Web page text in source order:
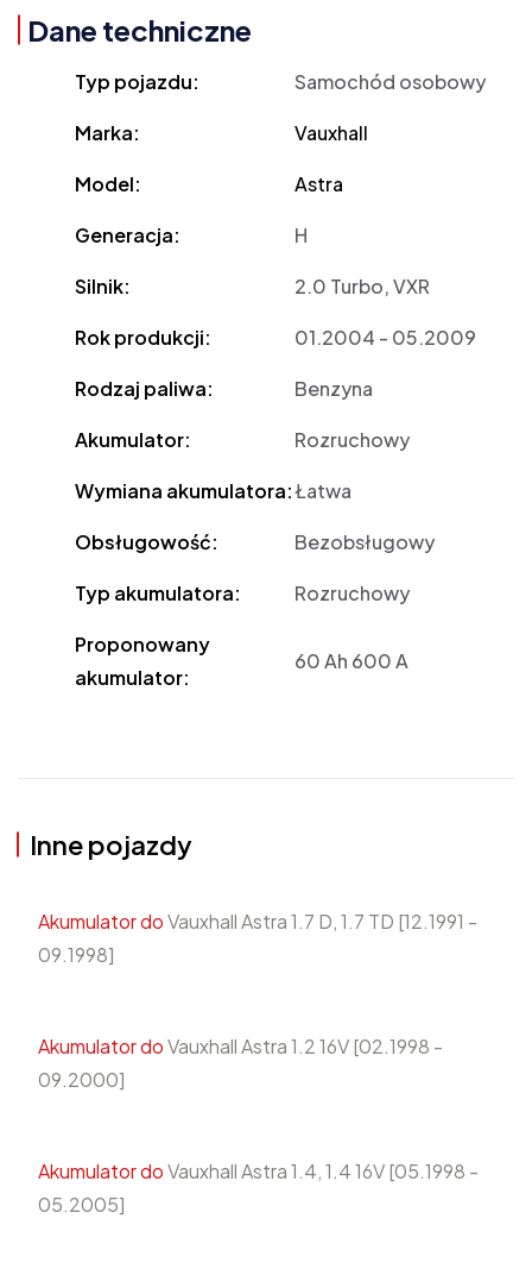
Dane techniczne
Typ pojazdu: Samochód osobowy
Marka: Vauxhall
Model: Astra
Generacja: H
Silnik: 2.0 Turbo, VXR
Rok produkcji: 01.2004 - 05.2009
Rodzaj paliwa: Benzyna
Akumulator: Rozruchowy
Wymiana akumulatora:Łatwa
Obsługowość: Bezobsługowy
Typ akumulatora: Rozruchowy
Proponowany
akumulator:
60 Ah 600 A
Inne pojazdy
Akumulator doVauxhall Astra 1.7 D, 1.7 TD [12.1991 -
09.1998]
Akumulator doVauxhall Astra 1.2 16V [02.1998 -
09.2000]
Akumulator doVauxhall Astra 1.4, 1.4 16V [05.1998 -
05.2005]